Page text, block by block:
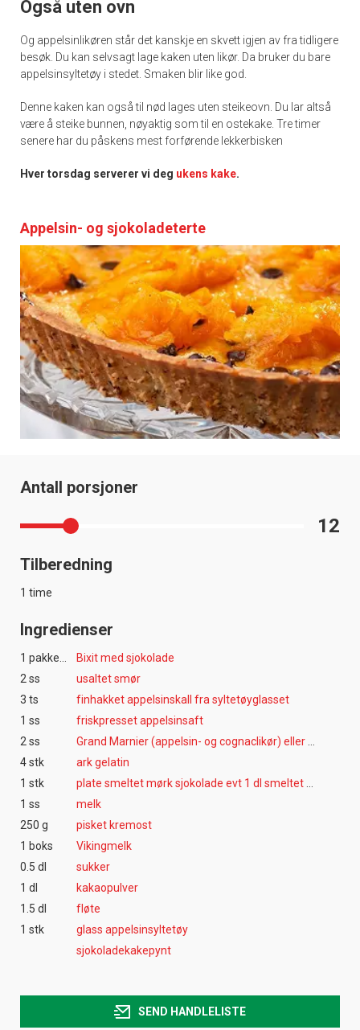
Også uten ovn
Og appelsinlikøren står det kanskje en skvett igjen av fra tidligere
besøk. Du kan selvsagt lage kaken uten likør. Da bruker du bare
appelsinsyltetøy i stedet. Smaken blir like god.
Denne kaken kan også til nød lages uten steikeovn. Du lar altså
være å steike bunnen, nøyaktig som til en ostekake. Tre timer
senere har du påskens mest forførende lekkerbisken
Hver torsdag serverer vi deg ukens kake.
Appelsin- og sjokoladeterte
Antall porsjoner
12
Tilberedning
1 time
Ingredienser
Bixit med sjokolade
2 ss
usaltet smør
3 ts
finhakket appelsinskall fra syltetøyglasset
1 ss
friskpresset appelsinsaft
2 ss
4 stk
ark gelatin
1 stk
1 ss
melk
250 g
pisket kremost
1 boks
Vikingmelk
0.5 dl
sukker
1 dl
kakaopulver
1.5 dl
fløte
1 stk
glass appelsinsyltetøy
sjokoladekakepynt
SEND HANDLELISTE